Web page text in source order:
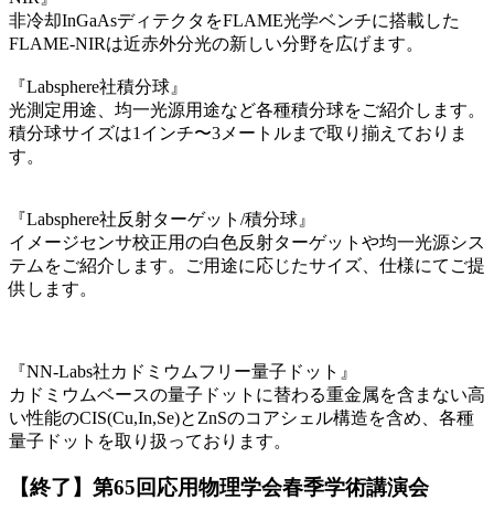
非冷却InGaAsディテクタをFLAME光学ベンチに搭載した
FLAME-NIRは近赤外分光の新しい分野を広げます。
『Labsphere社積分球』
光測定用途、均一光源用途など各種積分球をご紹介します。
積分球サイズは1インチ〜3メートルまで取り揃えておりま
す。
『Labsphere社反射ターゲット/積分球』
イメージセンサ校正用の白色反射ターゲットや均一光源シス
テムをご紹介します。ご用途に応じたサイズ、仕様にてご提
供します。
『NN-Labs社カドミウムフリー量子ドット』
カドミウムベースの量子ドットに替わる重金属を含まない高
い性能のCIS(Cu,In,Se)とZnSのコアシェル構造を含め、各種
量子ドットを取り扱っております。
【終了】第65回応用物理学会春季学術講演会